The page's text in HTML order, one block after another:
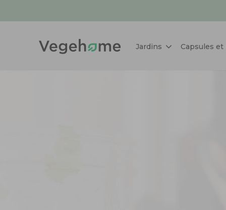
Jardins Capsules